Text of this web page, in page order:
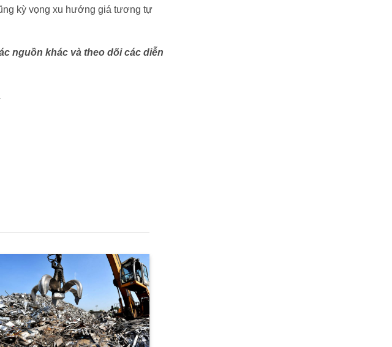
kỳ vọng xu hướng giá tương tự
nguồn khác và theo dõi các diễn